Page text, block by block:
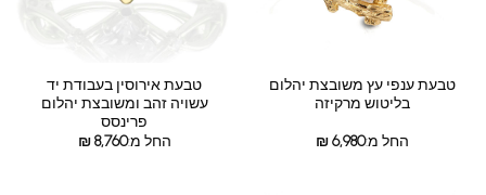
טבעת ענפי עץ משובצת יהלום
בליטוש מרקיזה
החל מ: ₪6,980
טבעת אירוסין בעבודת יד
עשויה זהב ומשובצת יהלום
פרינסס
החל מ:
₪8,760